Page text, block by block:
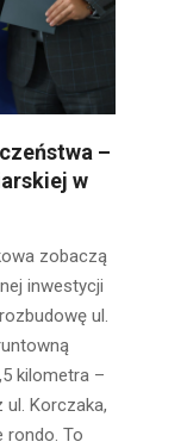
–
w
zobaczą
inwestycji
ul.
kilometra –
ul. Korczaka,
rondo. To